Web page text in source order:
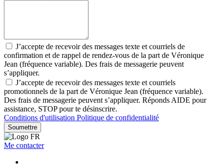
J’accepte de recevoir des messages texte et courriels de
confirmation et de rappel de rendez-vous de la part de Véronique
Jean (fréquence variable). Des frais de messagerie peuvent
s’appliquer.
J’accepte de recevoir des messages texte et courriels
promotionnels de la part de Véronique Jean (fréquence variable).
Des frais de messagerie peuvent s’appliquer. Réponds AIDE pour
assistance, STOP pour te désinscrire.
Conditions d'utilisation Politique de confidentialité
Soumettre
Me contacter